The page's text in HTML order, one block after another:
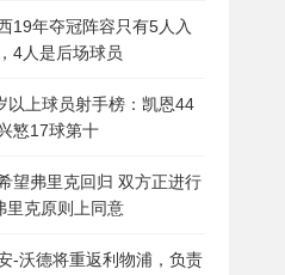
19年夺冠阵容只有5人入
4人是后场球员
以上球员射手榜：凯恩44
慜17球第十
望弗里克回归 双方正进行
里克原则上同意
-沃德将重返利物浦，负责